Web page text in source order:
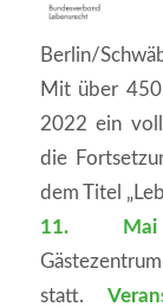
Berlin/
Mit über 450
2022 ein
die
dem Titel
11.
statt.